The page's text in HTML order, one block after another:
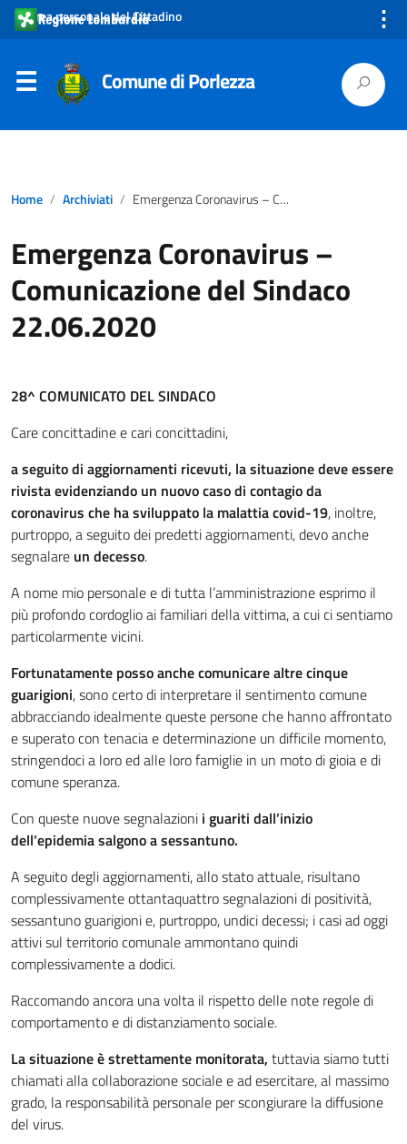
Area personale del Cittadino ⋮
Comune di Porlezza
Home Archiviati Emergenza Coronavirus – Comunicazione del Sindaco 22.06.2020
Emergenza Coronavirus –
Comunicazione del Sindaco
22.06.2020
28^ COMUNICATO DEL SINDACO
Care concittadine e cari concittadini,
a seguito di aggiornamenti ricevuti, la situazione deve essere
rivista evidenziando un nuovo caso di contagio da
coronavirus che ha sviluppato la malattia covid-19, inoltre,
purtroppo, a seguito dei predetti aggiornamenti, devo anche
segnalare un decesso.
A nome mio personale e di tutta l’amministrazione esprimo il
più profondo cordoglio ai familiari della vittima, a cui ci sentiamo
particolarmente vicini.
Fortunatamente posso anche comunicare altre cinque
guarigioni, sono certo di interpretare il sentimento comune
abbracciando idealmente queste persone che hanno affrontato
e superato con tenacia e determinazione un difficile momento,
stringendoci a loro ed alle loro famiglie in un moto di gioia e di
comune speranza.
Con queste nuove segnalazioni i guariti dall’inizio
dell’epidemia salgono a sessantuno.
A seguito degli aggiornamenti, allo stato attuale, risultano
complessivamente ottantaquattro segnalazioni di positività,
sessantuno guarigioni e, purtroppo, undici decessi; i casi ad oggi
attivi sul territorio comunale ammontano quindi
complessivamente a dodici.
Raccomando ancora una volta il rispetto delle note regole di
comportamento e di distanziamento sociale.
La situazione è strettamente monitorata, tuttavia siamo tutti
chiamati alla collaborazione sociale e ad esercitare, al massimo
grado, la responsabilità personale per scongiurare la diffusione
del virus.